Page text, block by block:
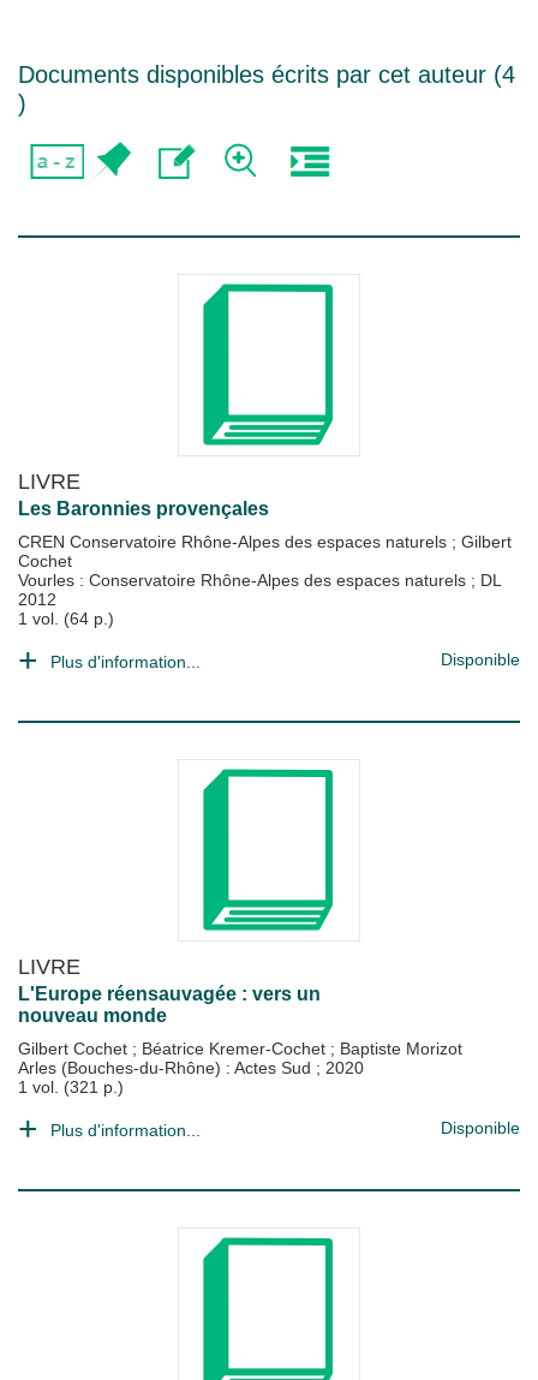
Documents disponibles écrits par cet auteur (4
)
LIVRE
Les Baronnies provençales
CREN Conservatoire Rhône-Alpes des espaces naturels ; Gilbert
Cochet
Vourles : Conservatoire Rhône-Alpes des espaces naturels ; DL
2012
1 vol. (64 p.)
Plus d'information... Disponible
LIVRE
L'Europe réensauvagée : vers un
nouveau monde
Gilbert Cochet ; Béatrice Kremer-Cochet ; Baptiste Morizot
Arles (Bouches-du-Rhône) : Actes Sud ; 2020
1 vol. (321 p.)
Plus d'information... Disponible